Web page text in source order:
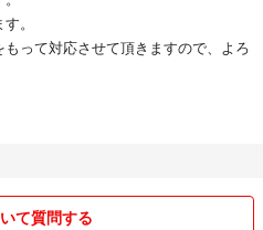
。
って対応させて頂きますので、よろ
て質問する